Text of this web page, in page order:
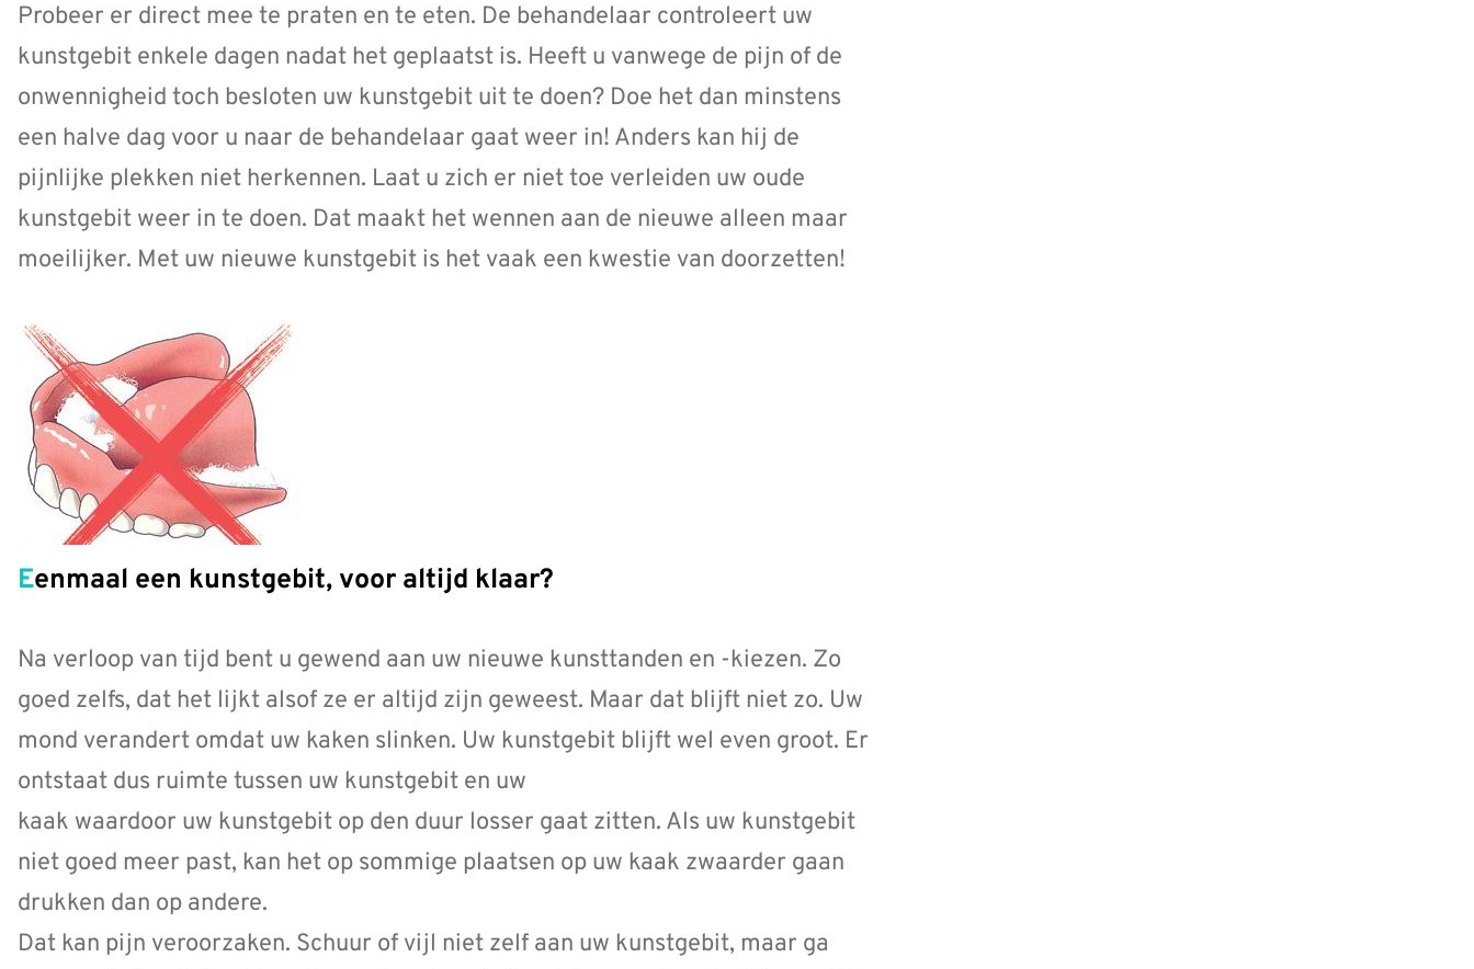
Probeer er direct mee te praten en te eten. De behandelaar controleert uw
kunstgebit enkele dagen nadat het geplaatst is. Heeft u vanwege de pijn of de
onwennigheid toch besloten uw kunstgebit uit te doen? Doe het dan minstens
een halve dag voor u naar de behandelaar gaat weer in! Anders kan hij de
pijnlijke plekken niet herkennen. Laat u zich er niet toe verleiden uw oude
kunstgebit weer in te doen. Dat maakt het wennen aan de nieuwe alleen maar
moeilijker. Met uw nieuwe kunstgebit is het vaak een kwestie van doorzetten!
Eenmaal een kunstgebit, voor altijd klaar?
Na verloop van tijd bent u gewend aan uw nieuwe kunsttanden en -kiezen. Zo
goed zelfs, dat het lijkt alsof ze er altijd zijn geweest. Maar dat blijft niet zo. Uw
mond verandert omdat uw kaken slinken. Uw kunstgebit blijft wel even groot. Er
ontstaat dus ruimte tussen uw kunstgebit en uw
kaak waardoor uw kunstgebit op den duur losser gaat zitten. Als uw kunstgebit
niet goed meer past, kan het op sommige plaatsen op uw kaak zwaarder gaan
drukken dan op andere.
Dat kan pijn veroorzaken. Schuur of vijl niet zelf aan uw kunstgebit, maar ga